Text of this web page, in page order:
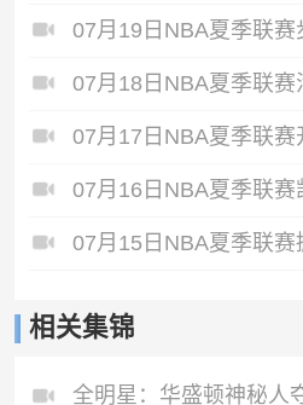
07月19日NBA夏季联
07月18日NBA夏季联赛
07月17日NBA夏季联
07月15日NBA夏季联赛
相关集锦